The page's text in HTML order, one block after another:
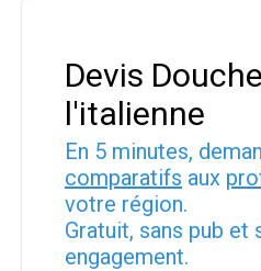
Devis
l'italienne
En 5 minutes,
comparatifs aux
votre région.
Gratuit, sans pub et
engagement.